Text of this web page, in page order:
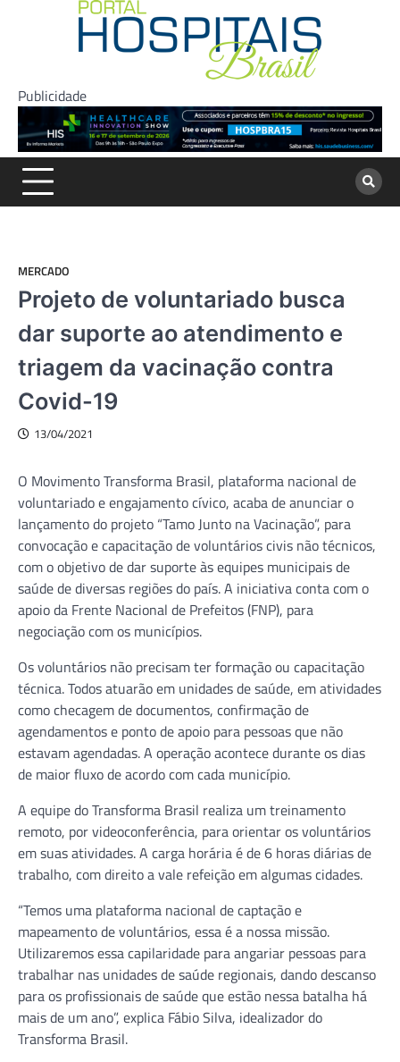
Publicidade
MERCADO
Projeto de voluntariado busca
dar suporte ao atendimento e
triagem da vacinação contra
Covid-19
13/04/2021
O Movimento Transforma Brasil, plataforma nacional de
voluntariado e engajamento cívico, acaba de anunciar o
lançamento do projeto “Tamo Junto na Vacinação”, para
convocação e capacitação de voluntários civis não técnicos,
com o objetivo de dar suporte às equipes municipais de
saúde de diversas regiões do país. A iniciativa conta com o
apoio da Frente Nacional de Prefeitos (FNP), para
negociação com os municípios.
Os voluntários não precisam ter formação ou capacitação
técnica. Todos atuarão em unidades de saúde, em atividades
como checagem de documentos, confirmação de
agendamentos e ponto de apoio para pessoas que não
estavam agendadas. A operação acontece durante os dias
de maior fluxo de acordo com cada município.
A equipe do Transforma Brasil realiza um treinamento
remoto, por videoconferência, para orientar os voluntários
em suas atividades. A carga horária é de 6 horas diárias de
trabalho, com direito a vale refeição em algumas cidades.
“Temos uma plataforma nacional de captação e
mapeamento de voluntários, essa é a nossa missão.
Utilizaremos essa capilaridade para angariar pessoas para
trabalhar nas unidades de saúde regionais, dando descanso
para os profissionais de saúde que estão nessa batalha há
mais de um ano”, explica Fábio Silva, idealizador do
Transforma Brasil.